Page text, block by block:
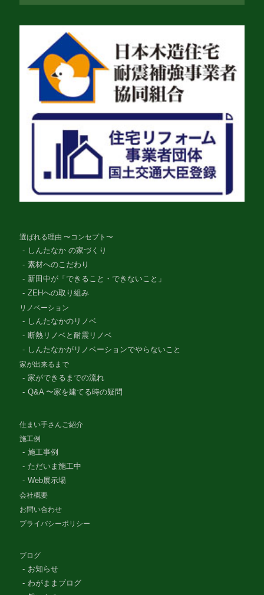
選ばれる理由 〜コンセプト〜
しんたなか の家づくり
素材へのこだわり
新田中が「できること・できないこと」
ZEHへの取り組み
リノベーション
しんたなかのリノベ
断熱リノベと耐震リノベ
しんたなかがリノベーションでやらないこと
家が出来るまで
家ができるまでの流れ
Q&A 〜家を建てる時の疑問
住まい手さんご紹介
施工例
施工事例
ただいま施工中
Web展示場
会社概要
お問い合わせ
プライバシーポリシー
ブログ
お知らせ
わがままブログ